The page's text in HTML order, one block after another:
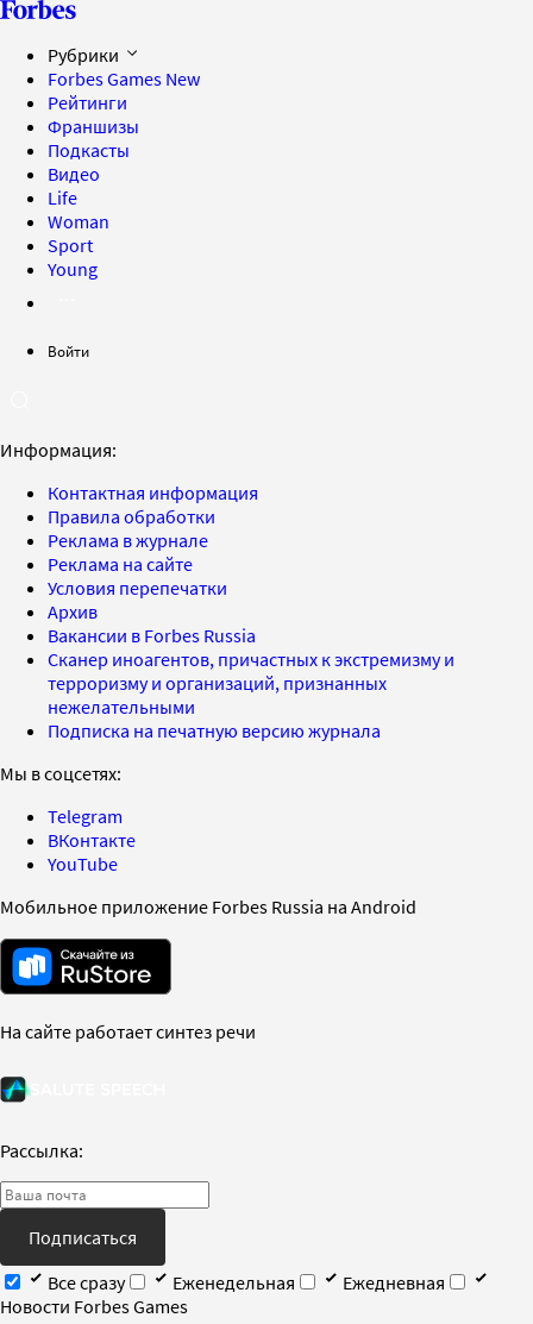
Рубрики
Forbes Games New
Рейтинги
Франшизы
Подкасты
Видео
Life
Woman
Sport
Young
Войти
Информация:
Контактная информация
Правила обработки
Реклама в журнале
Реклама на сайте
Условия перепечатки
Архив
Вакансии в Forbes Russia
Сканер иноагентов, причастных к экстремизму и
терроризму и организаций, признанных
нежелательными
Подписка на печатную версию журнала
Мы в соцсетях:
Telegram
ВКонтакте
YouTube
Мобильное приложение Forbes Russia на Android
На сайте работает синтез речи
Рассылка:
Подписаться
Все сразу
Еженедельная
Ежедневная
Новости Forbes Games